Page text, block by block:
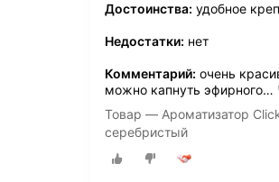
Достоинства: удобное
Недостатки: нет
Комментарий: очень
можно капнуть эфирного…
Товар — Ароматизатор
серебристый